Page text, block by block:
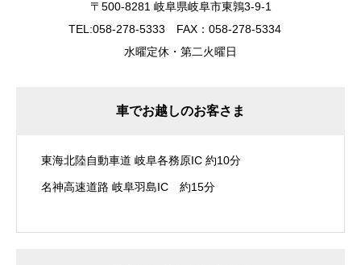
〒500-8281 岐阜県岐阜市東鶉3-9-1
TEL:058-278-5333 FAX：058-278-5334
水曜定休・第二火曜日
車でお越しのお客さま
東海北陸自動車道 岐阜各務原IC 約10分
名神高速道路 岐阜羽島IC 約15分